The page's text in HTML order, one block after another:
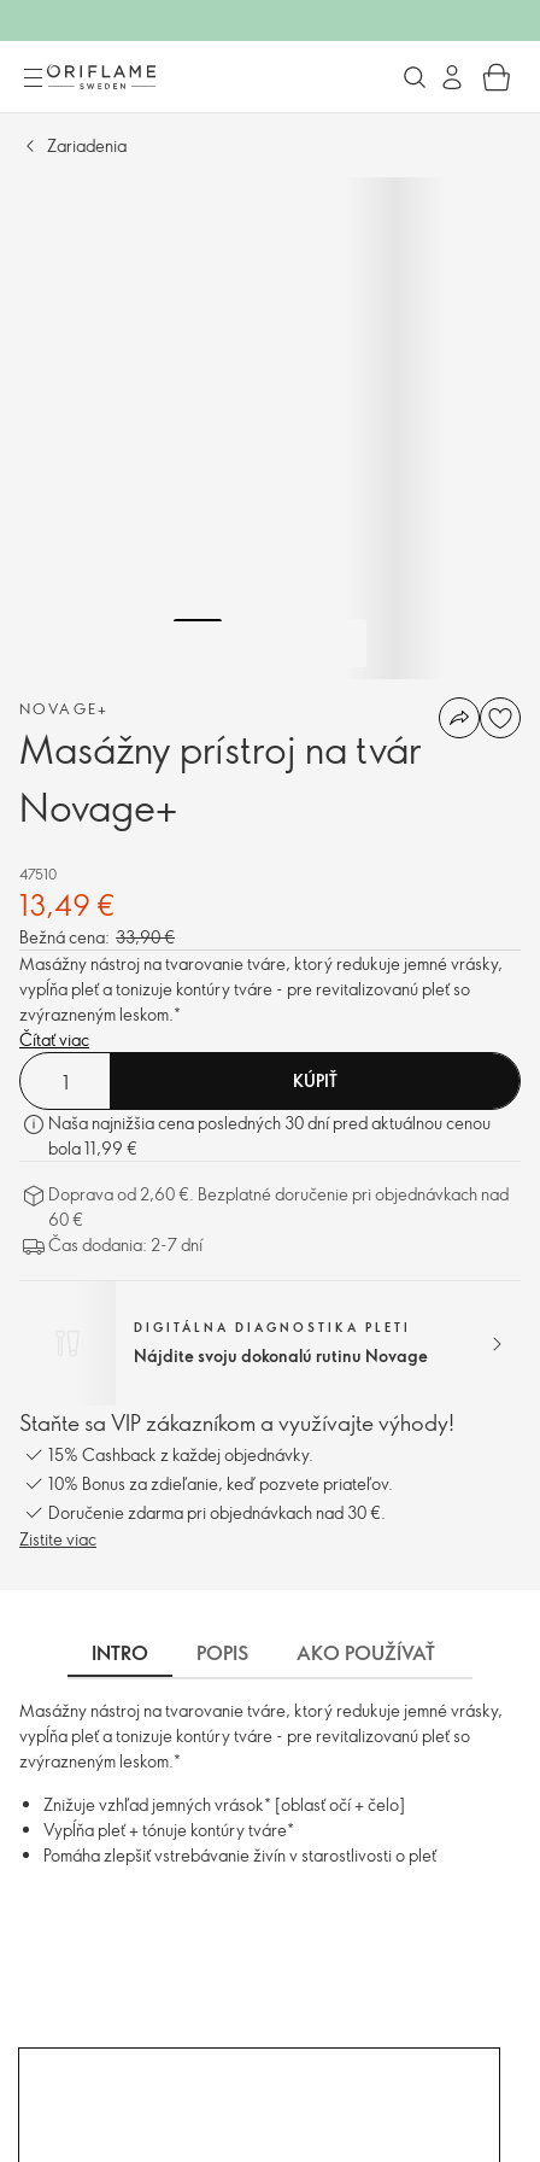
Zariadenia
NOVAGE+
Masážny prístroj na tvár
Novage+
47510
13,49 €
Bežná cena: 33,90 €
Masážny nástroj na tvarovanie tváre, ktorý redukuje jemné vrásky,
vypĺňa pleť a tonizuje kontúry tváre - pre revitalizovanú pleť so
zvýrazneným leskom.*
Čítať viac
KÚPIŤ
Naša najnižšia cena posledných 30 dní pred aktuálnou cenou
bola 11,99 €
Doprava od 2,60 €. Bezplatné doručenie pri objednávkach nad
60 €
Čas dodania: 2-7 dní
DIGITÁLNA DIAGNOSTIKA PLETI
Nájdite svoju dokonalú rutinu Novage
Staňte sa VIP zákazníkom a využívajte výhody!
15% Cashback z každej objednávky.
10% Bonus za zdieľanie, keď pozvete priateľov.
Doručenie zdarma pri objednávkach nad 30 €.
Zistite viac
INTRO POPIS AKO POUŽÍVAŤ
Masážny nástroj na tvarovanie tváre, ktorý redukuje jemné vrásky,
vypĺňa pleť a tonizuje kontúry tváre - pre revitalizovanú pleť so
zvýrazneným leskom.*
Znižuje vzhľad jemných vrások* [oblasť očí + čelo]
Vypĺňa pleť + tónuje kontúry tváre*
Pomáha zlepšiť vstrebávanie živín v starostlivosti o pleť